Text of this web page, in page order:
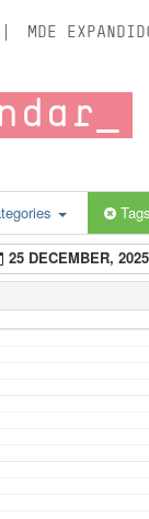
MDE
Tags
25 DECEMBER, 2025